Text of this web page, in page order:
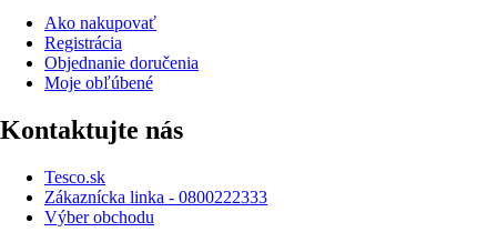
Ako nakupovať
Registrácia
Objednanie doručenia
Moje obľúbené
Kontaktujte nás
Tesco.sk
Zákaznícka linka - 0800222333
Výber obchodu